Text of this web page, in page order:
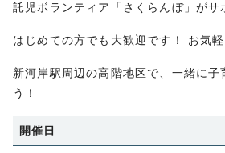
託児ボランティア「さくらんぼ」がサ
はじめての方でも大歓迎です！ お気軽
新河岸駅周辺の高階地区で、一緒に子
う！
開催日